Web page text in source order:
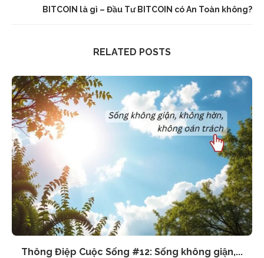
BITCOIN là gì – Đầu Tư BITCOIN có An Toàn không?
RELATED POSTS
Thông Điệp Cuộc Sống #12: Sống không giận,...